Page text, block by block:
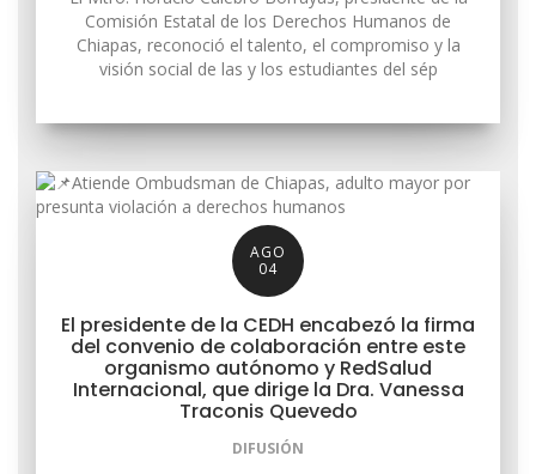
Comisión Estatal de los Derechos Humanos de
Chiapas, reconoció el talento, el compromiso y la
visión social de las y los estudiantes del sép
AGO
04
El presidente de la CEDH encabezó la firma
del convenio de colaboración entre este
organismo autónomo y RedSalud
Internacional, que dirige la Dra. Vanessa
Traconis Quevedo
DIFUSIÓN